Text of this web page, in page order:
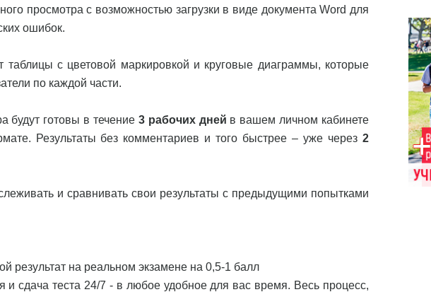
просмотра с возможностью загрузки в виде документа Word для
ошибок.
таблицы с цветовой маркировкой и круговые диаграммы, которые
по каждой части.
будут готовы в течение 3 рабочих дней в вашем личном кабинете
Результаты без комментариев и того быстрее – уже через 2
и сравнивать свои результаты с предыдущими попытками
результат на реальном экзамене на 0,5-1 балл
и сдача теста 24/7 - в любое удобное для вас время. Весь процесс,